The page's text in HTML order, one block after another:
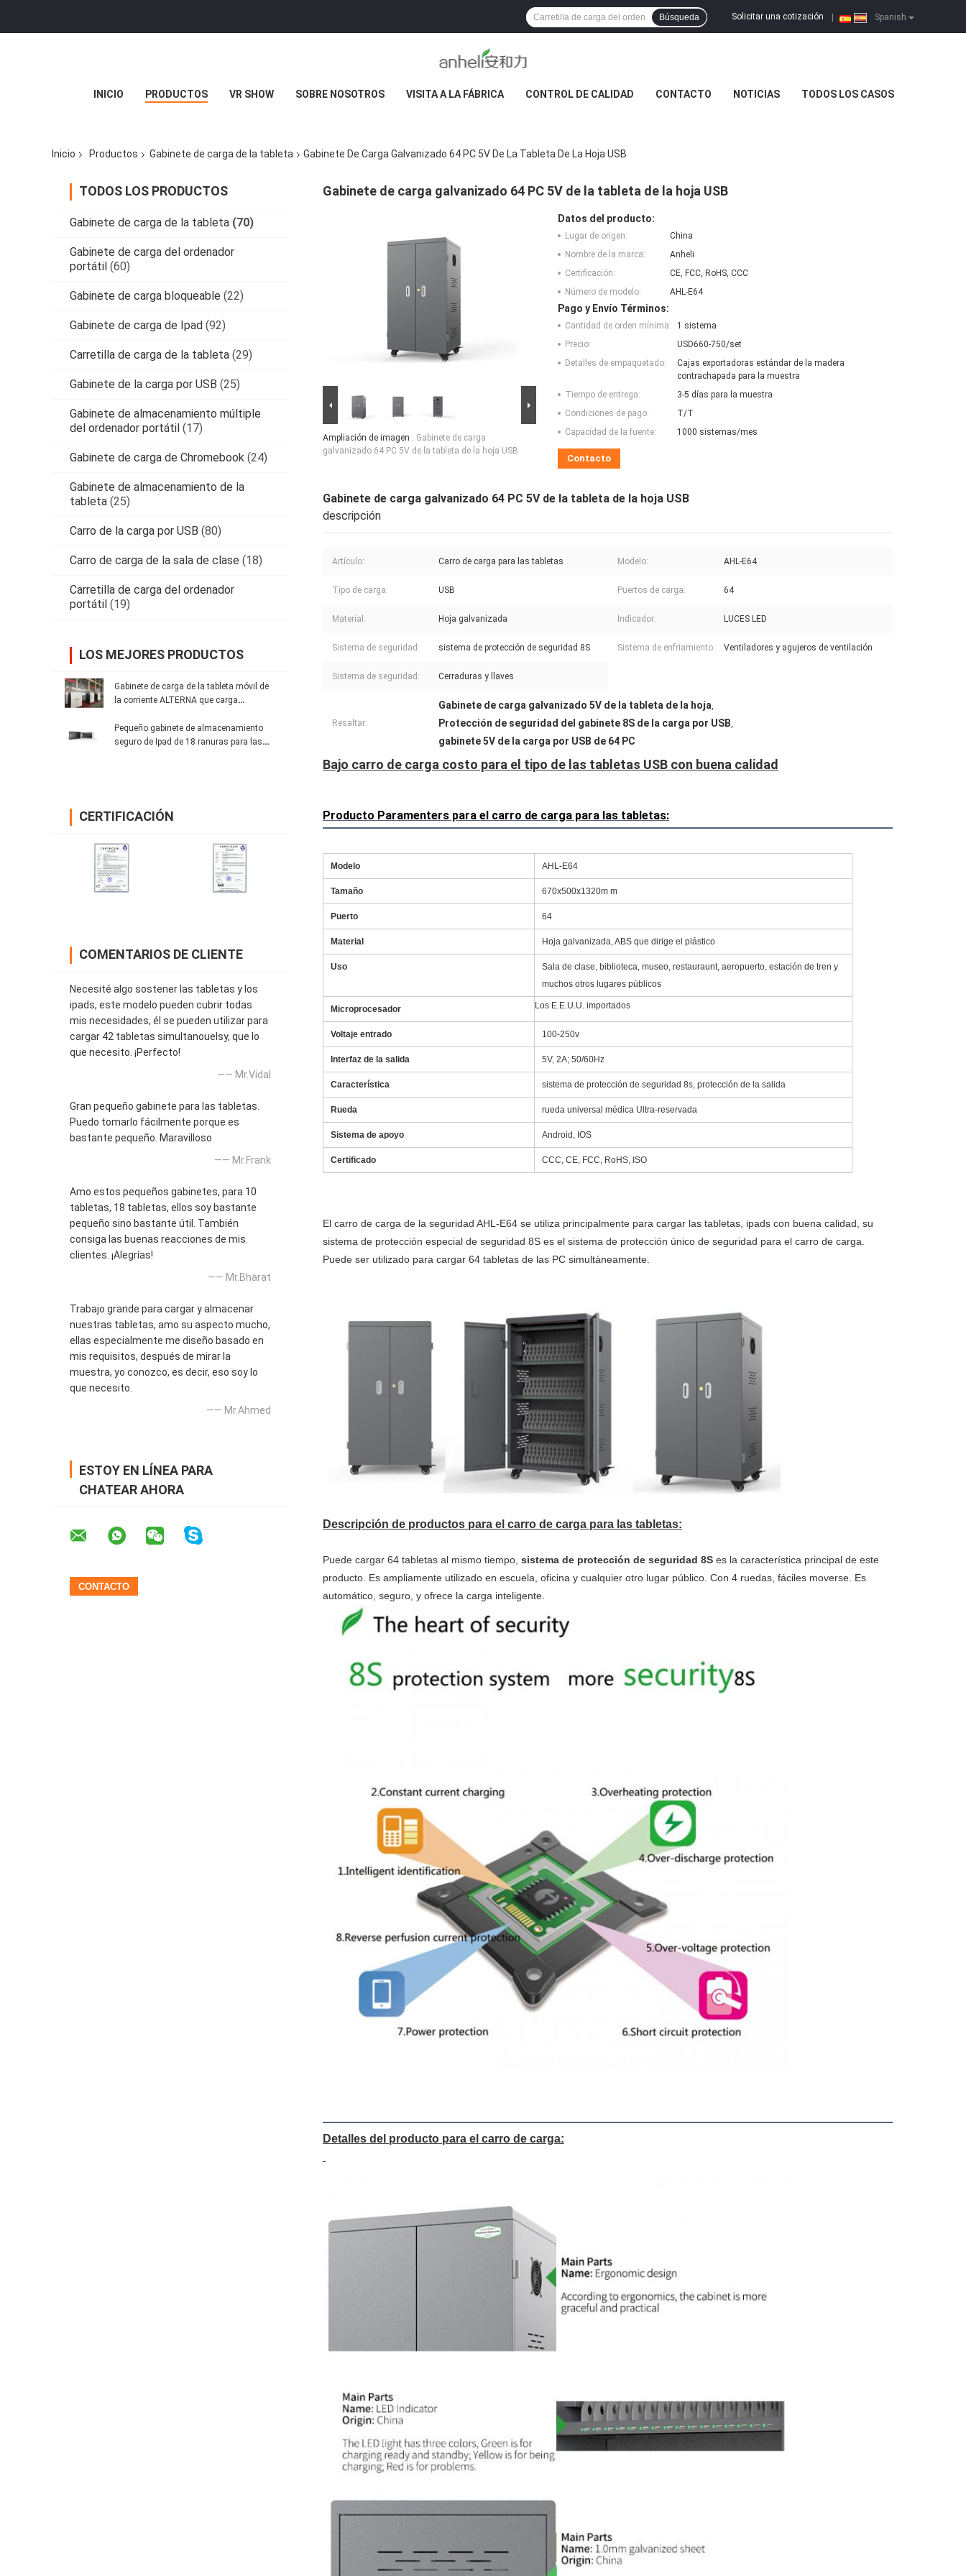
Spanish
Solicitar una cotización
Búsqueda
INICIO PRODUCTOS VR SHOW SOBRE NOSOTROS VISITA A LA FÁBRICA CONTROL DE CALIDAD CONTACTO NOTICIAS TODOS LOS CASOS
Inicio Productos Gabinete de carga de la tableta Gabinete De Carga Galvanizado 64 PC 5V De La Tableta De La Hoja USB
TODOS LOS PRODUCTOS
Gabinete de carga de la tableta (70)
Gabinete de carga del ordenador
portátil (60)
Gabinete de carga bloqueable (22)
Gabinete de carga de Ipad (92)
Carretilla de carga de la tableta (29)
Gabinete de la carga por USB (25)
Gabinete de almacenamiento múltiple
del ordenador portátil (17)
Gabinete de carga de Chromebook (24)
Gabinete de almacenamiento de la
tableta (25)
Carro de la carga por USB (80)
Carro de carga de la sala de clase (18)
Carretilla de carga del ordenador
portátil (19)
LOS MEJORES PRODUCTOS
Gabinete de carga de la tableta móvil de
la corriente ALTERNA que carga
Pequeño gabinete de almacenamiento
seguro de Ipad de 18 ranuras para las
CERTIFICACIÓN
COMENTARIOS DE CLIENTE
Necesité algo sostener las tabletas y los
ipads, este modelo pueden cubrir todas
mis necesidades, él se pueden utilizar para
cargar 42 tabletas simultanouelsy, que lo
que necesito. ¡Perfecto!
—— Mr.Vidal
Gran pequeño gabinete para las tabletas.
Puedo tomarlo fácilmente porque es
bastante pequeño. Maravilloso
—— Mr.Frank
Amo estos pequeños gabinetes, para 10
tabletas, 18 tabletas, ellos soy bastante
pequeño sino bastante útil. También
consiga las buenas reacciones de mis
clientes. ¡Alegrías!
—— Mr.Bharat
Trabajo grande para cargar y almacenar
nuestras tabletas, amo su aspecto mucho,
ellas especialmente me diseño basado en
mis requisitos, después de mirar la
muestra, yo conozco, es decir, eso soy lo
que necesito.
—— Mr.Ahmed
ESTOY EN LÍNEA PARA
CHATEAR AHORA
Gabinete de carga galvanizado 64 PC 5V de la tableta de la hoja USB
Ampliación de imagen : Gabinete de carga
galvanizado 64 PC 5V de la tableta de la hoja USB
Datos del producto:
Lugar de origen:
China
Nombre de la marca:
Anheli
Certificación:
CE, FCC, RoHS, CCC
Número de modelo:
AHL-E64
Pago y Envío Términos:
Cantidad de orden mínima:
1 sistema
Precio:
USD660-750/set
Detalles de empaquetado:
Cajas exportadoras estándar de la madera
contrachapada para la muestra
Tiempo de entrega:
3-5 días para la muestra
Condiciones de pago:
T/T
Capacidad de la fuente:
1000 sistemas/mes
Contacto
Gabinete de carga galvanizado 64 PC 5V de la tableta de la hoja USB
descripción
Artículo: Carro de carga para las tabletas Modelo: AHL-E64
Tipo de carga: USB Puertos de carga: 64
Material: Hoja galvanizada Indicador: LUCES LED
Sistema de seguridad: sistema de protección de seguridad 8S Sistema de enfriamiento: Ventiladores y agujeros de ventilación
Sistema de seguridad: Cerraduras y llaves
Resaltar:
Gabinete de carga galvanizado 5V de la tableta de la hoja,
Protección de seguridad del gabinete 8S de la carga por USB,
gabinete 5V de la carga por USB de 64 PC
Bajo carro de carga costo para el tipo de las tabletas USB con buena calidad
Producto Paramenters para el carro de carga para las tabletas:
Modelo AHL-E64
Tamaño 670x500x1320m m
Puerto 64
Material Hoja galvanizada, ABS que dirige el plástico
Uso
Sala de clase, biblioteca, museo, restauraunt, aeropuerto, estación de tren y
muchos otros lugares públicos
Microprocesador Los E.E.U.U. importados
Voltaje entrado 100-250v
Interfaz de la salida 5V, 2A; 50/60Hz
Característica sistema de protección de seguridad 8s, protección de la salida
Rueda rueda universal médica Ultra-reservada
Sistema de apoyo Android, IOS
Certificado CCC, CE, FCC, RoHS, ISO
El carro de carga de la seguridad AHL-E64 se utiliza principalmente para cargar las tabletas, ipads con buena calidad, su
sistema de protección especial de seguridad 8S es el sistema de protección único de seguridad para el carro de carga.
Puede ser utilizado para cargar 64 tabletas de las PC simultáneamente.
Descripción de productos para el carro de carga para las tabletas:
Puede cargar 64 tabletas al mismo tiempo, sistema de protección de seguridad 8S es la característica principal de este
producto. Es ampliamente utilizado en escuela, oficina y cualquier otro lugar público. Con 4 ruedas, fáciles moverse. Es
automático, seguro, y ofrece la carga inteligente.
Detalles del producto para el carro de carga: